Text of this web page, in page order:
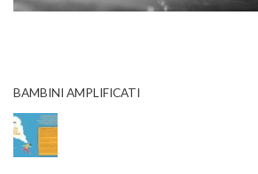
BAMBINI AMPLIFICATI